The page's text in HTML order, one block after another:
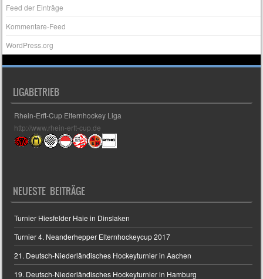
Feed der Einträge
Kommentare-Feed
WordPress.org
LIGABETRIEB
Rhein-Erft-Cup Elternhockey Liga
http://www.rhein-erft-cup.de
NEUESTE BEITRÄGE
Turnier Hiesfelder Haie in Dinslaken
Turnier 4. Neanderhepper Elternhockeycup 2017
21. Deutsch-Niederländisches Hockeyturnier in Aachen
19. Deutsch-Niederländisches Hockeyturnier in Hamburg